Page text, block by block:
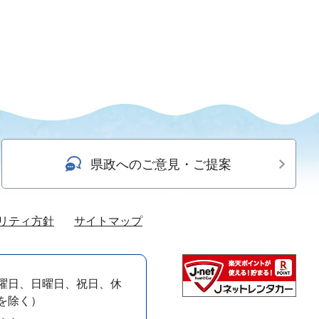
県政へのご意見・ご提案
ティ方針 サイトマップ
日、日曜日、祝日、休
除く）